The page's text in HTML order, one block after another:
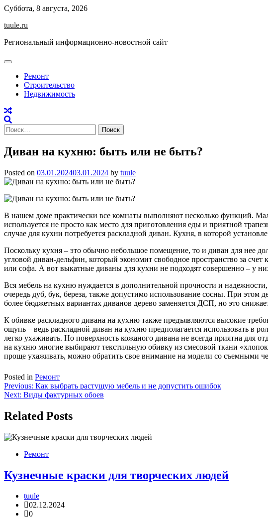
Skip
content
Суббота, 8 августа, 2026
tuule.ru
Региональный информационно-новостной сайт
Ремонт
Строительство
Недвижимость
Найти:
Диван на кухню: быть или не быть?
Posted on 03.01.202403.01.2024 by tuule
В нашем доме практически все комнаты выполняют несколько функций.
используется не просто как место для приготовления еды и приятной
случае для кухни потребуется раскладной диван. Кухня, в которой
Поскольку кухня – это обычно небольшое помещение, то и диван для нее
угловой диван-дельфин, который экономит свободное пространство за
или софа. А вот выкатные диваны для кухни не подходят совершенно – у
Вся мебель на кухню нуждается в дополнительной прочности и
очередь дуб, бук, береза, также допустимо использование сосны. При этом
более бюджетных вариантах диванов дерево заменяется ДСП, но это
К обивке раскладного дивана на кухню также предъявляются высокие
ощупь – ведь раскладной диван на кухню предполагается использовать в
легко ухаживать. Но поверхность кожаного дивана не всегда приятна для
на кухню многие выбирают текстильную обивку из смесовой ткани
проще ухаживать, можно обратить свое внимание на модели со съемными
Posted in Ремонт
Навигация
по
записям
Previous: Как выбрать растущую мебель и не допустить ошибок
Next: Виды фактурных обоев
Related Posts
Ремонт
Кузнечные краски для творческих людей
tuule
02.12.2024
0